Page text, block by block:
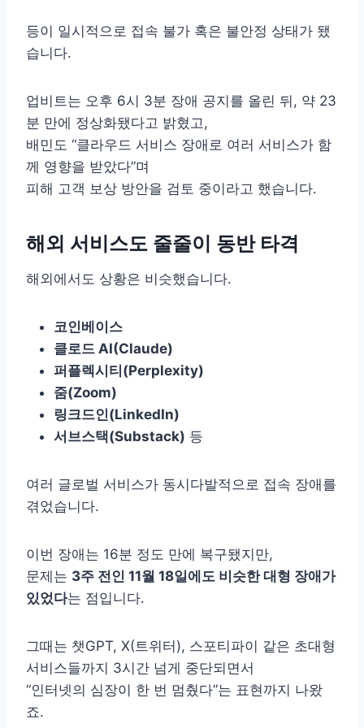
등이 일시적으로 접속 불가 혹은 불안정 상태가 됐
습니다.
업비트는 오후 6시 3분 장애 공지를 올린 뒤, 약 23
분 만에 정상화됐다고 밝혔고,
배민도 “클라우드 서비스 장애로 여러 서비스가 함
께 영향을 받았다”며
피해 고객 보상 방안을 검토 중이라고 했습니다.
해외 서비스도 줄줄이 동반 타격
해외에서도 상황은 비슷했습니다.
코인베이스
클로드 AI(Claude)
퍼플렉시티(Perplexity)
줌(Zoom)
링크드인(LinkedIn)
서브스택(Substack) 등
여러 글로벌 서비스가 동시다발적으로 접속 장애를
겪었습니다.
이번 장애는 16분 정도 만에 복구됐지만,
문제는 3주 전인 11월 18일에도 비슷한 대형 장애가
있었다는 점입니다.
그때는 챗GPT, X(트위터), 스포티파이 같은 초대형
서비스들까지 3시간 넘게 중단되면서
“인터넷의 심장이 한 번 멈췄다”는 표현까지 나왔
죠.